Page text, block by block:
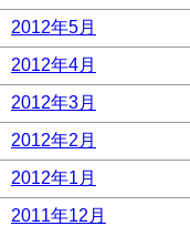
2012年5月
2012年4月
2012年3月
2012年2月
2012年1月
2011年12月